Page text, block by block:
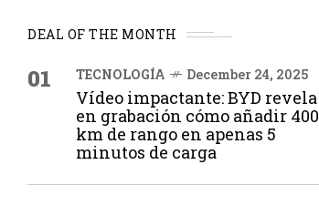
DEAL OF THE MONTH
01 TECNOLOGÍA December 24, 2025
Vídeo impactante: BYD revela
en grabación cómo añadir 400
km de rango en apenas 5
minutos de carga